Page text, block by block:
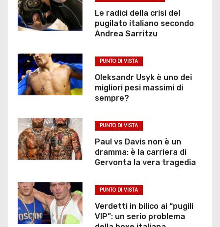
g
l
i
a
r
i
c
l
i
Le radici della crisi del
pugilato italiano secondo
Andrea Sarritzu
PUNTO DI VISTA
Oleksandr Usyk è uno dei
migliori pesi massimi di
sempre?
PUNTO DI VISTA
Paul vs Davis non è un
dramma: è la carriera di
Gervonta la vera tragedia
PUNTO DI VISTA
Verdetti in bilico ai “pugili
VIP”: un serio problema